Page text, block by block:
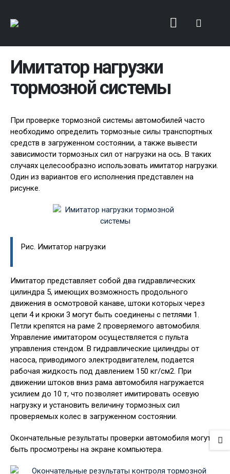
Имитатор нагрузки
тормозной системы
При проверке тормозной системы автомобилей часто
необходимо определить тормозные силы транспортных
средств в загруженном состоянии, а также вывести
зависимости тормозных сил от нагрузки на ось. В таких
случаях целесообразно использовать имитатор нагрузки.
Один из вариантов его исполнения представлен на
рисунке.
Рис. Имитатор нагрузки
Имитатор представляет собой два гидравлических
цилиндра 5, имеющих возможность продольного
движения в осмотровой канаве, штоки которых через
цепи 4 и крюки 3 могут быть соединены с петлями 1.
Петли крепятся на раме 2 проверяемого автомобиля.
Управление имитатором осуществляется с пульта
управления стендом. В гидравлические цилиндры от
насоса, приводимого электродвигателем, подается
рабочая жидкость под давлением 150 кг/см2. При
движении штоков вниз рама автомобиля нагружается
усилием до 10 т, что позволяет имитировать осевую
нагрузку и установить величину тормозных сил
проверяемых колес в загруженном состоянии.
Окончательные результаты проверки автомобиля могут
быть просмотрены на экране компьютера.